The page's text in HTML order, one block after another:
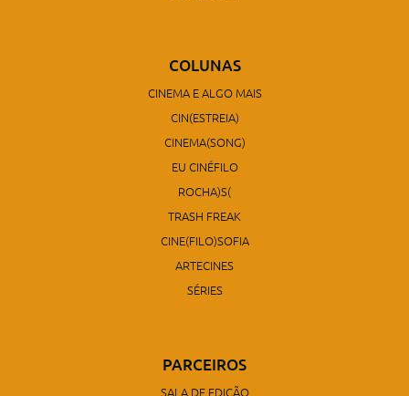
COLUNAS
CINEMA E ALGO MAIS
CIN(ESTREIA)
CINEMA(SONG)
EU CINÉFILO
ROCHA)S(
TRASH FREAK
CINE(FILO)SOFIA
ARTECINES
SÉRIES
PARCEIROS
SALA DE EDIÇÃO